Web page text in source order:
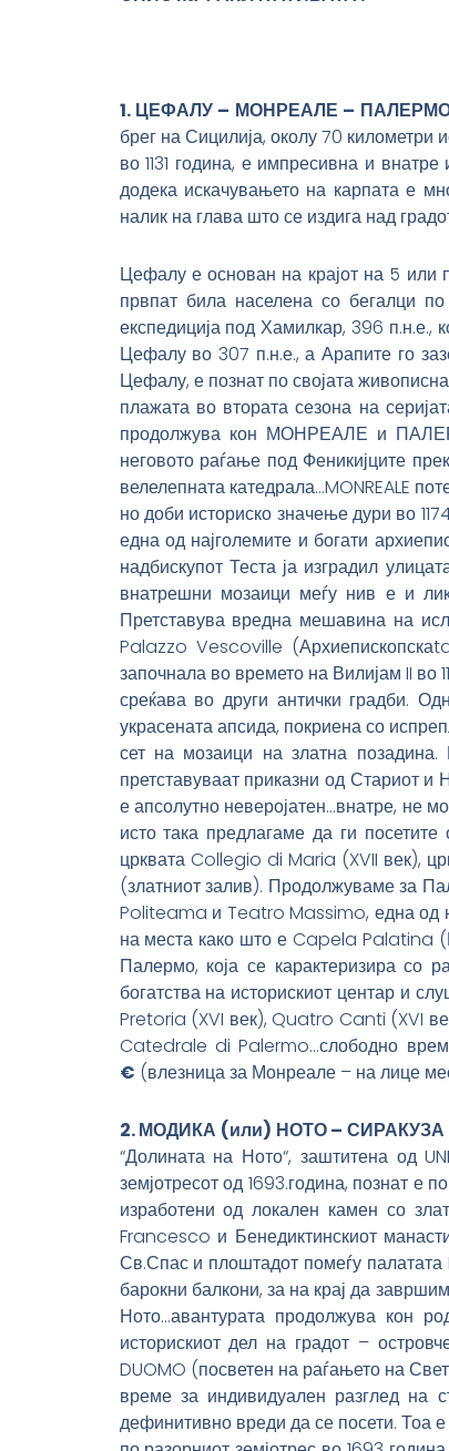
1. ЦЕФАЛУ – МОНРЕАЛЕ –
брег на Сицилија, околу 70
во 1131 година, е импресивна и
додека искачувањето на карпата е
налик на глава што се издига над
Цефалу е основан на крајот на 5 или
првпат била населена со бегалци
експедиција под Хамилкар, 396 п.н.е.,
Цефалу во 307 п.н.е., а Арапите го
Цефалу, е познат по својата
плажата во втората сезона на
продолжува кон МОНРЕАЛЕ и
неговото раѓање под Феникијците
велелепната катедрала…MONREALE
но доби историско значење дури во
една од најголемите и богати
надбискупот Теста ја изградил
внатрешни мозаици меѓу нив е и
Претставува вредна мешавина на
Palazzo Vescoville
започнала во времето на Вилијам II во
среќава во други антички градби.
украсената апсида, покриена со
сет на мозаици на златна
претставуваат приказни од Стариот и
е апсолутно неверојатен…внатре, не
исто така предлагаме да ги
црквата Collegio di Maria (XVII век),
(златниот залив). Продолжуваме за
Politeama и Teatro Massimo, една од
на места како што е Capela Palatina
Палермо, која се карактеризира со
богатства на историскиот центар и
Pretoria (XVI век), Quatro Canti (XVI
Catedrale di Palermo…слободно
€ (влезница за Монреале – на лице
2. МОДИКА (или) НОТО – СИРАКУЗА
“Долината на Ното“, заштитена од
земјотресот од 1693.година, познат е
изработени од локален камен со
Francesco и Бенедиктинскиот
Св.Спас и плоштадот помеѓу
барокни балкони, за на крај да
Ното…авантурата продолжува кон
историскиот дел на градот –
DUOMO (посветен на раѓањето на
време за индивидуален разглед на
дефинитивно вреди да се посети. Тоа